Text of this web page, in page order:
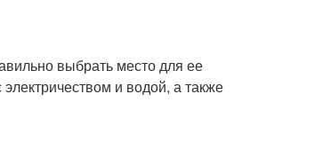
выбрать место для ее
и водой, а также